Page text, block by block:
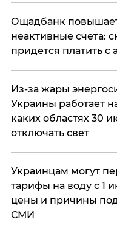
​Ощадбанк
неактивные счета:
придется платить с
Из-за жары
Украины работает
каких областях 30
отключать свет
Украинцам могут
тарифы на воду с 1
цены и причины
СМИ